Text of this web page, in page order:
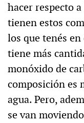
hacer respecto
tienen estos
los que tenés
tiene más
monóxido de
composición es
agua. Pero,
se van